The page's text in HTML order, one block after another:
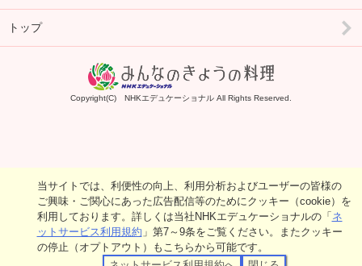
トップ
Copyright(C) NHKエデュケーショナル All Rights Reserved.
当サイトでは、利便性の向上、利用分析およびユーザーの皆様の
ご興味・ご関心にあった広告配信等のためにクッキー（cookie）を
利用しております。詳しくは当社NHKエデュケーショナルの「ネ
ットサービス利用規約 」第7～9条をご覧ください。またクッキー
の停止（オプトアウト）もこちらから可能です。